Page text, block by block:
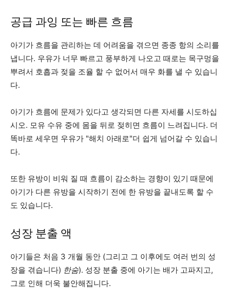
공급 과잉 또는 빠른 흐름
아기가 흐름을 관리하는 데 어려움을 겪으면 종종 항의 소리를
냅니다. 우유가 너무 빠르고 풍부하게 나오고 때로는 목구멍을
뿌려서 호흡과 젖을 조율 할 수 없어서 매우 화를 낼 수 있습니
다.
아기가 흐름에 문제가 있다고 생각되면 다른 자세를 시도하십
시오. 모유 수유 중에 몸을 뒤로 젖히면 흐름이 느려집니다. 더
똑바로 세우면 우유가 "해치 아래로"더 쉽게 넘어갈 수 있습니
다.
또한 유방이 비워 질 때 흐름이 감소하는 경향이 있기 때문에
아기가 다른 유방을 시작하기 전에 한 유방을 끝내도록 할 수
도 있습니다.
성장 분출 액
아기들은 처음 3 개월 동안 (그리고 그 이후에도 여러 번의 성
장을 겪습니다) 한숨). 성장 분출 중에 아기는 배가 고파지고,
그로 인해 더욱 불안해집니다.